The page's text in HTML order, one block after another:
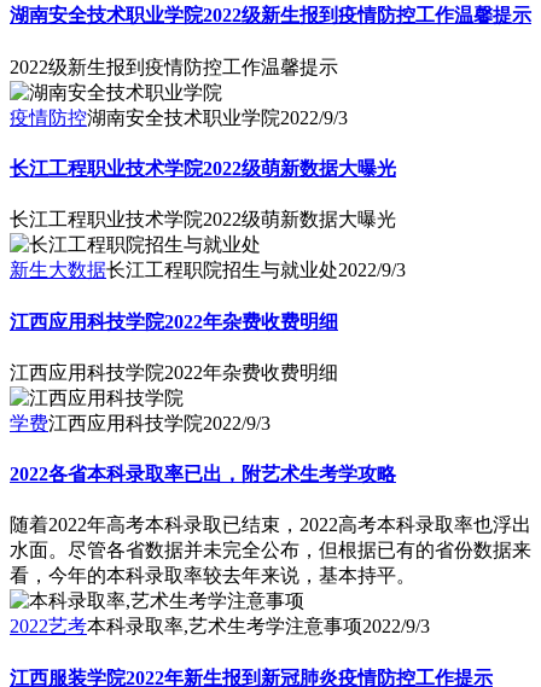
湖南安全技术职业学院2022级新生报到疫情防控工作温馨提示
2022级新生报到疫情防控工作温馨提示
疫情防控湖南安全技术职业学院2022/9/3
长江工程职业技术学院2022级萌新数据大曝光
长江工程职业技术学院2022级萌新数据大曝光
新生大数据长江工程职院招生与就业处2022/9/3
江西应用科技学院2022年杂费收费明细
江西应用科技学院2022年杂费收费明细
学费江西应用科技学院2022/9/3
2022各省本科录取率已出，附艺术生考学攻略
随着2022年高考本科录取已结束，2022高考本科录取率也浮出
水面。尽管各省数据并未完全公布，但根据已有的省份数据来
看，今年的本科录取率较去年来说，基本持平。
2022艺考本科录取率,艺术生考学注意事项2022/9/3
江西服装学院2022年新生报到新冠肺炎疫情防控工作提示